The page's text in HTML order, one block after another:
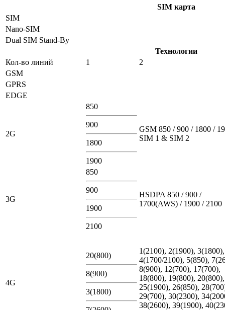
SIM карта
SIM
Nano-SIM
Dual SIM Stand-By
Технологии
Кол-во линий
1
2
GSM
GPRS
EDGE
2G
850
900
1800
1900
GSM 850 / 900 / 1800 /
SIM 1 & SIM 2
3G
850
900
1900
2100
HSDPA 850 / 900 /
1700(AWS) / 1900 / 2100
4G
20(800)
8(900)
3(1800)
1(2100), 2(1900), 3(1800),
4(1700/2100), 5(850),
8(900), 12(700), 17(700),
18(800), 19(800), 20(800),
25(1900), 26(850),
29(700), 30(2300),
38(2600), 39(1900),